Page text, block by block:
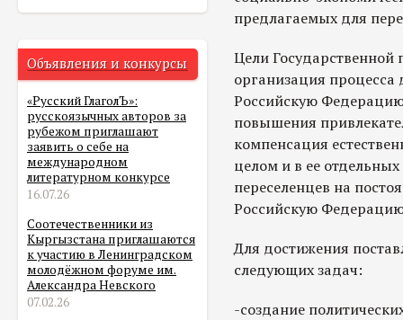
Объявления и конкурсы
«Русский ГлаголЪ»:
русскоязычных авторов за
рубежом приглашают
заявить о себе на
международном
литературном конкурсе
16.07.26
Соотечественники из
Кыргызстана приглашаются
к участию в Ленинградском
молодёжном форуме им.
Александра Невского
07.02.26
предлагаемых для
Цели
организация процесса
Российскую Федерацию
повышения
компенсация
целом и в ее
переселенцев на
Российскую
Для достижения
следующих задач:
-создание